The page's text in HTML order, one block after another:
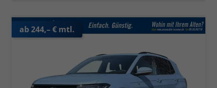
ab 244,– € mtl.